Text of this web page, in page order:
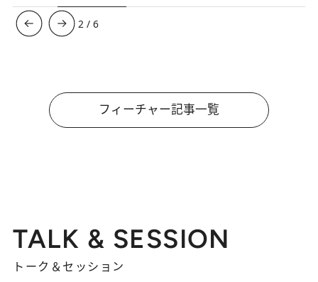
3 /6
フィーチャー記事一覧
TALK & SESSION
トーク＆セッション